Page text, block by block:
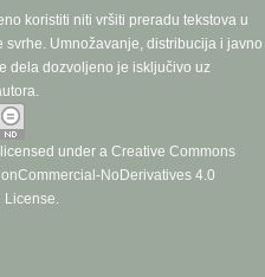
koristiti niti vršiti preradu tekstova u
svrhe. Umnožavanje, distribucija i javno
dela dozvoljeno je isključivo uz
under aCreative Commons
NoDerivatives 4.0
License.